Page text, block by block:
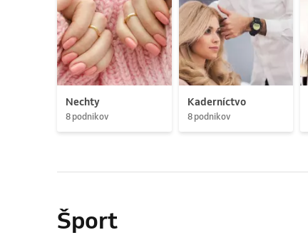
Nechty
8 podnikov
Kaderníctvo
8 podnikov
Šport